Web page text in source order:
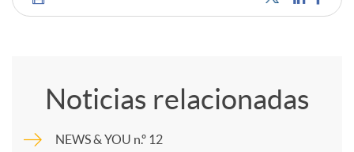
C
m
Noticias relacionadas
NEWS & YOU n.º 12